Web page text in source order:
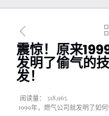
震惊！原来
发明了偷气的
发！
阅读量：
318,965
1999年，燃气公司就发明了如